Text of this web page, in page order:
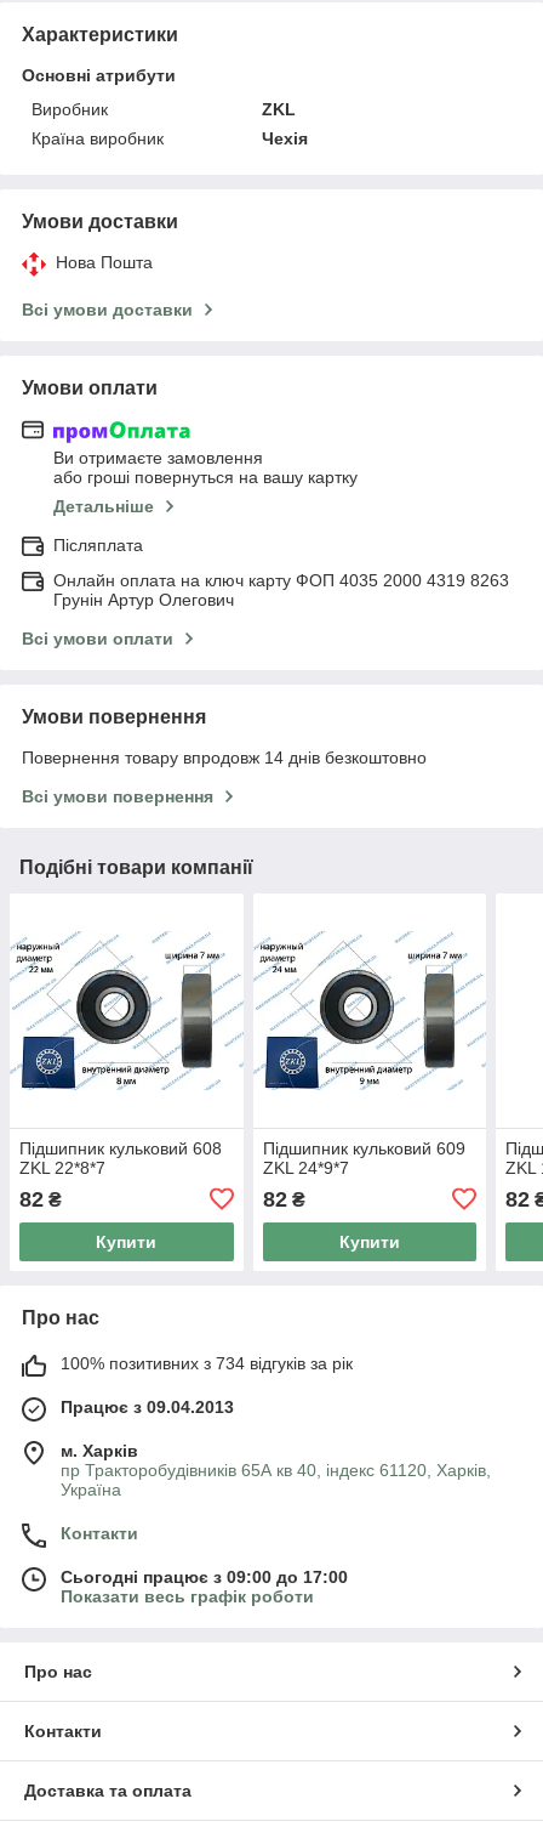
Характеристики
Основні атрибути
Виробник
ZKL
Країна виробник
Чехія
Умови доставки
Нова Пошта
Всі умови доставки
Умови оплати
Ви отримаєте замовлення
або гроші повернуться на вашу картку
Детальніше
Післяплата
Онлайн оплата на ключ карту ФОП 4035 2000 4319 8263
Грунін Артур Олегович
Всі умови оплати
Умови повернення
Повернення товару впродовж 14 днів безкоштовно
Всі умови повернення
Подібні товари компанії
Підшипник кульковий 608
ZKL 22*8*7
82 ₴
Купити
Підшипник кульковий 609
ZKL 24*9*7
82₴
Купити
ZKL
82
Про нас
100% позитивних з 734 відгуків за рік
Працює з 09.04.2013
м. Харків
пр Тракторобудівників 65А кв 40, індекс 61120, Харків,
Україна
Контакти
Сьогодні працює з 09:00 до 17:00
Показати весь графік роботи
Про нас
Контакти
Доставка та оплата